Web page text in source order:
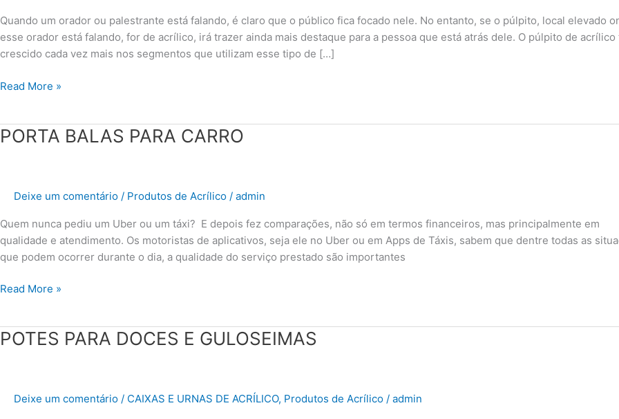
Quando um orador ou palestrante está falando, é claro que o público fica focado nele. No entanto, se o púlpito, local elevado
esse orador está falando, for de acrílico, irá trazer ainda mais destaque para a pessoa que está atrás dele. O púlpito de acrílico
crescido cada vez mais nos segmentos que utilizam esse tipo de […]
Read More »
PORTA BALAS PARA CARRO
Deixe um comentário / Produtos de Acrílico / admin
Quem nunca pediu um Uber ou um táxi? E depois fez comparações, não só em termos financeiros, mas principalmente em
qualidade e atendimento. Os motoristas de aplicativos, seja ele no Uber ou em Apps de Táxis, sabem que dentre todas as
que podem ocorrer durante o dia, a qualidade do serviço prestado são importantes
PORTA
Read More »
POTES PARA DOCES E GULOSEIMAS
Deixe um comentário / CAIXAS E URNAS DE ACRÍLICO, Produtos de Acrílico / admin
POTES
GULOSEIMAS